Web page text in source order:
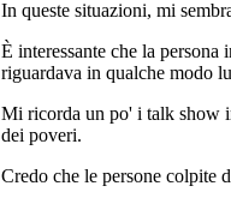
In queste situazioni, mi
È interessante che la
riguardava in qualche modo
Mi ricorda un po' i talk show
dei poveri.
Credo che le persone colpite